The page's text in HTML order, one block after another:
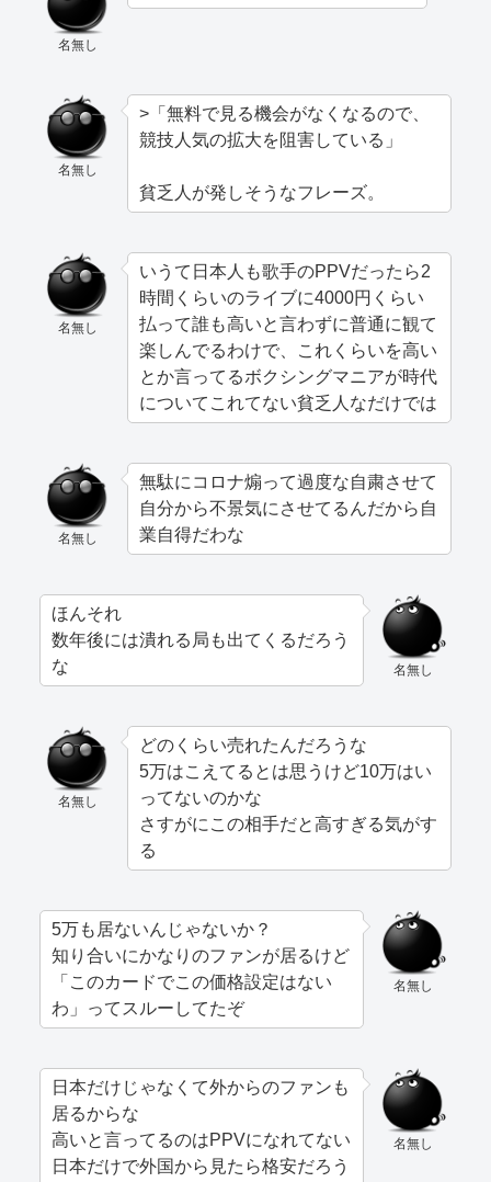
名無し
名無し
>「無料で見る機会がなくなるので、
競技人気の拡大を阻害している」
貧乏人が発しそうなフレーズ。
名無し
いうて日本人も歌手のPPVだったら2
時間くらいのライブに4000円くらい
払って誰も高いと言わずに普通に観て
楽しんでるわけで、これくらいを高い
とか言ってるボクシングマニアが時代
についてこれてない貧乏人なだけでは
名無し
無駄にコロナ煽って過度な自粛させて
自分から不景気にさせてるんだから自
業自得だわな
名無し
ほんそれ
数年後には潰れる局も出てくるだろう
な
名無し
どのくらい売れたんだろうな
5万はこえてるとは思うけど10万はい
ってないのかな
さすがにこの相手だと高すぎる気がす
る
名無し
5万も居ないんじゃないか？
知り合いにかなりのファンが居るけど
「このカードでこの価格設定はない
わ」ってスルーしてたぞ
名無し
日本だけじゃなくて外からのファンも
居るからな
高いと言ってるのはPPVになれてない
日本だけで外国から見たら格安だろう